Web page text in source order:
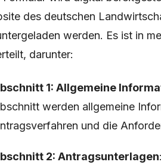
des deutschen
werden. Es ist in
darunter:
1: Allgemeine
werden allgemeine
und die
2: Antragsunterlagen